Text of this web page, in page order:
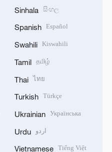
Sinhala සිංහල
Spanish Español
Swahili Kiswahili
Tamil தமிழ்
Thai ไทย
Turkish Türkçe
Ukrainian Українська
Urdu اردو
Vietnamese Tiếng Việt